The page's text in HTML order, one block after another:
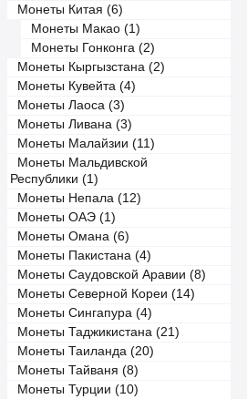
Монеты Китая (6)
Монеты Макао (1)
Монеты Гонконга (2)
Монеты Кыргызстана (2)
Монеты Кувейта (4)
Монеты Лаоса (3)
Монеты Ливана (3)
Монеты Малайзии (11)
Монеты Мальдивской
Республики (1)
Монеты Непала (12)
Монеты ОАЭ (1)
Монеты Омана (6)
Монеты Пакистана (4)
Монеты Саудовской Аравии (8)
Монеты Северной Кореи (14)
Монеты Сингапура (4)
Монеты Таджикистана (21)
Монеты Таиланда (20)
Монеты Тайваня (8)
Монеты Турции (10)